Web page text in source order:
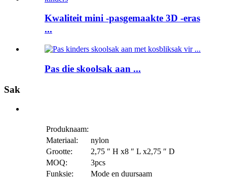
Kwaliteit mini -pasgemaakte 3D -eras
...
Pas die skoolsak aan ...
Sak
Produknaam:
Materiaal:
nylon
Grootte:
2,75 ″ H x8 ″ L x2,75 ″ D
MOQ:
3pcs
Funksie:
Mode en duursaam